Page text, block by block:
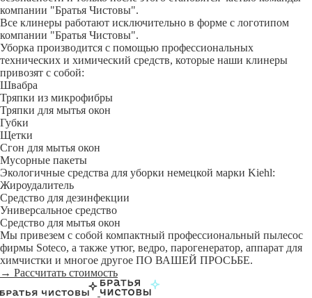
компании "Братья Чистовы".
Все клинеры работают исключительно в форме с логотипом
компании "Братья Чистовы".
Уборка производится с помощью профессиональных
технических и химический средств, которые наши клинеры
привозят с собой:
Швабра
Тряпки из микрофибры
Тряпки для мытья окон
Губки
Щетки
Сгон для мытья окон
Мусорные пакеты
Экологичные средства для уборки немецкой марки Kiehl:
Жироудалитель
Средство для дезинфекции
Универсальное средство
Средство для мытья окон
Мы привезем с собой компактный профессиональный пылесос
фирмы Soteco, а также утюг, ведро, парогенератор, аппарат для
химчистки и многое другое ПО ВАШЕЙ ПРОСЬБЕ.
→ Рассчитать стоимость